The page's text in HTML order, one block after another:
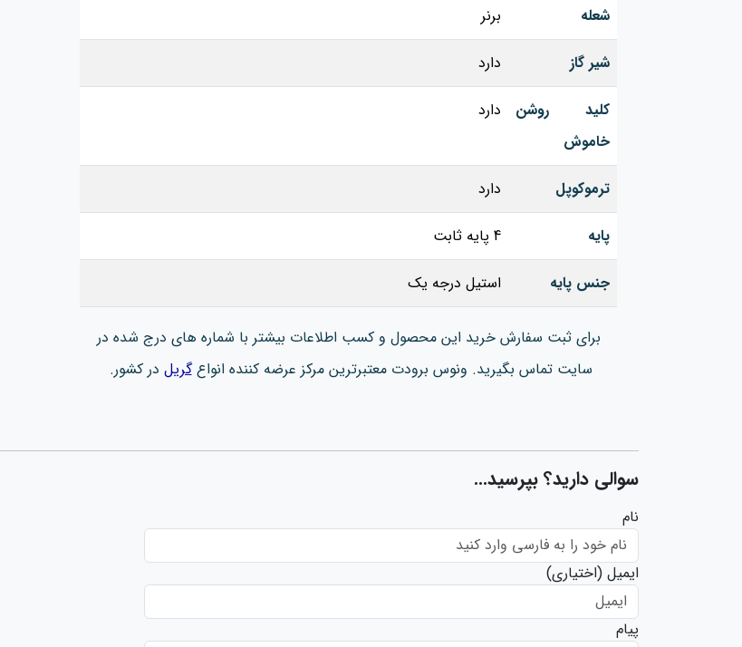
شعله برنر
شیر گاز دارد
کلید روشن
خاموش
دارد
ترموکوپل دارد
پایه 4 پایه ثابت
جنس پایه استیل درجه یک
برای ثبت سفارش خرید این محصول و کسب اطلاعات بیشتر با شماره های درج شده در
سایت تماس بگیرید. ونوس برودت معتبرترین مرکز عرضه کننده انواعگریل در کشور.
سوالی دارید؟ بپرسید...
نام
ایمیل (اختیاری)
پیام